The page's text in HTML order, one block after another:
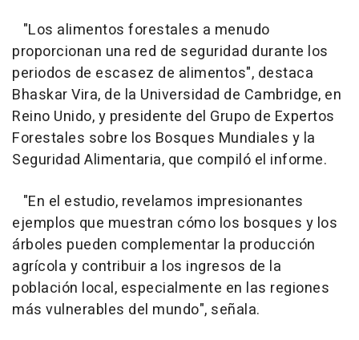
"Los alimentos forestales a menudo
proporcionan una red de seguridad durante los
periodos de escasez de alimentos", destaca
Bhaskar Vira, de la Universidad de Cambridge, en
Reino Unido, y presidente del Grupo de Expertos
Forestales sobre los Bosques Mundiales y la
Seguridad Alimentaria, que compiló el informe.
"En el estudio, revelamos impresionantes
ejemplos que muestran cómo los bosques y los
árboles pueden complementar la producción
agrícola y contribuir a los ingresos de la
población local, especialmente en las regiones
más vulnerables del mundo", señala.